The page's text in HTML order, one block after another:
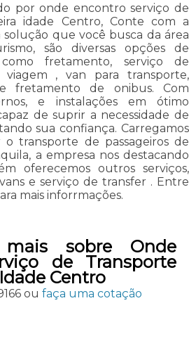
por onde encontro serviço de
idade Centro, Conte com a
que você busca da área
são diversas opções de
como fretamento, serviço de
viagem , van para transporte,
fretamento de onibus. Com
e instalações em ótimo
de suprir a necessidade de
sua confiança. Carregamos
transporte de passageiros de
a empresa nos destacando
oferecemos outros serviços,
e serviço de transfer . Entre
mais inforrmações.
sobre Onde
de Transporte
Centro
ou faça uma cotação